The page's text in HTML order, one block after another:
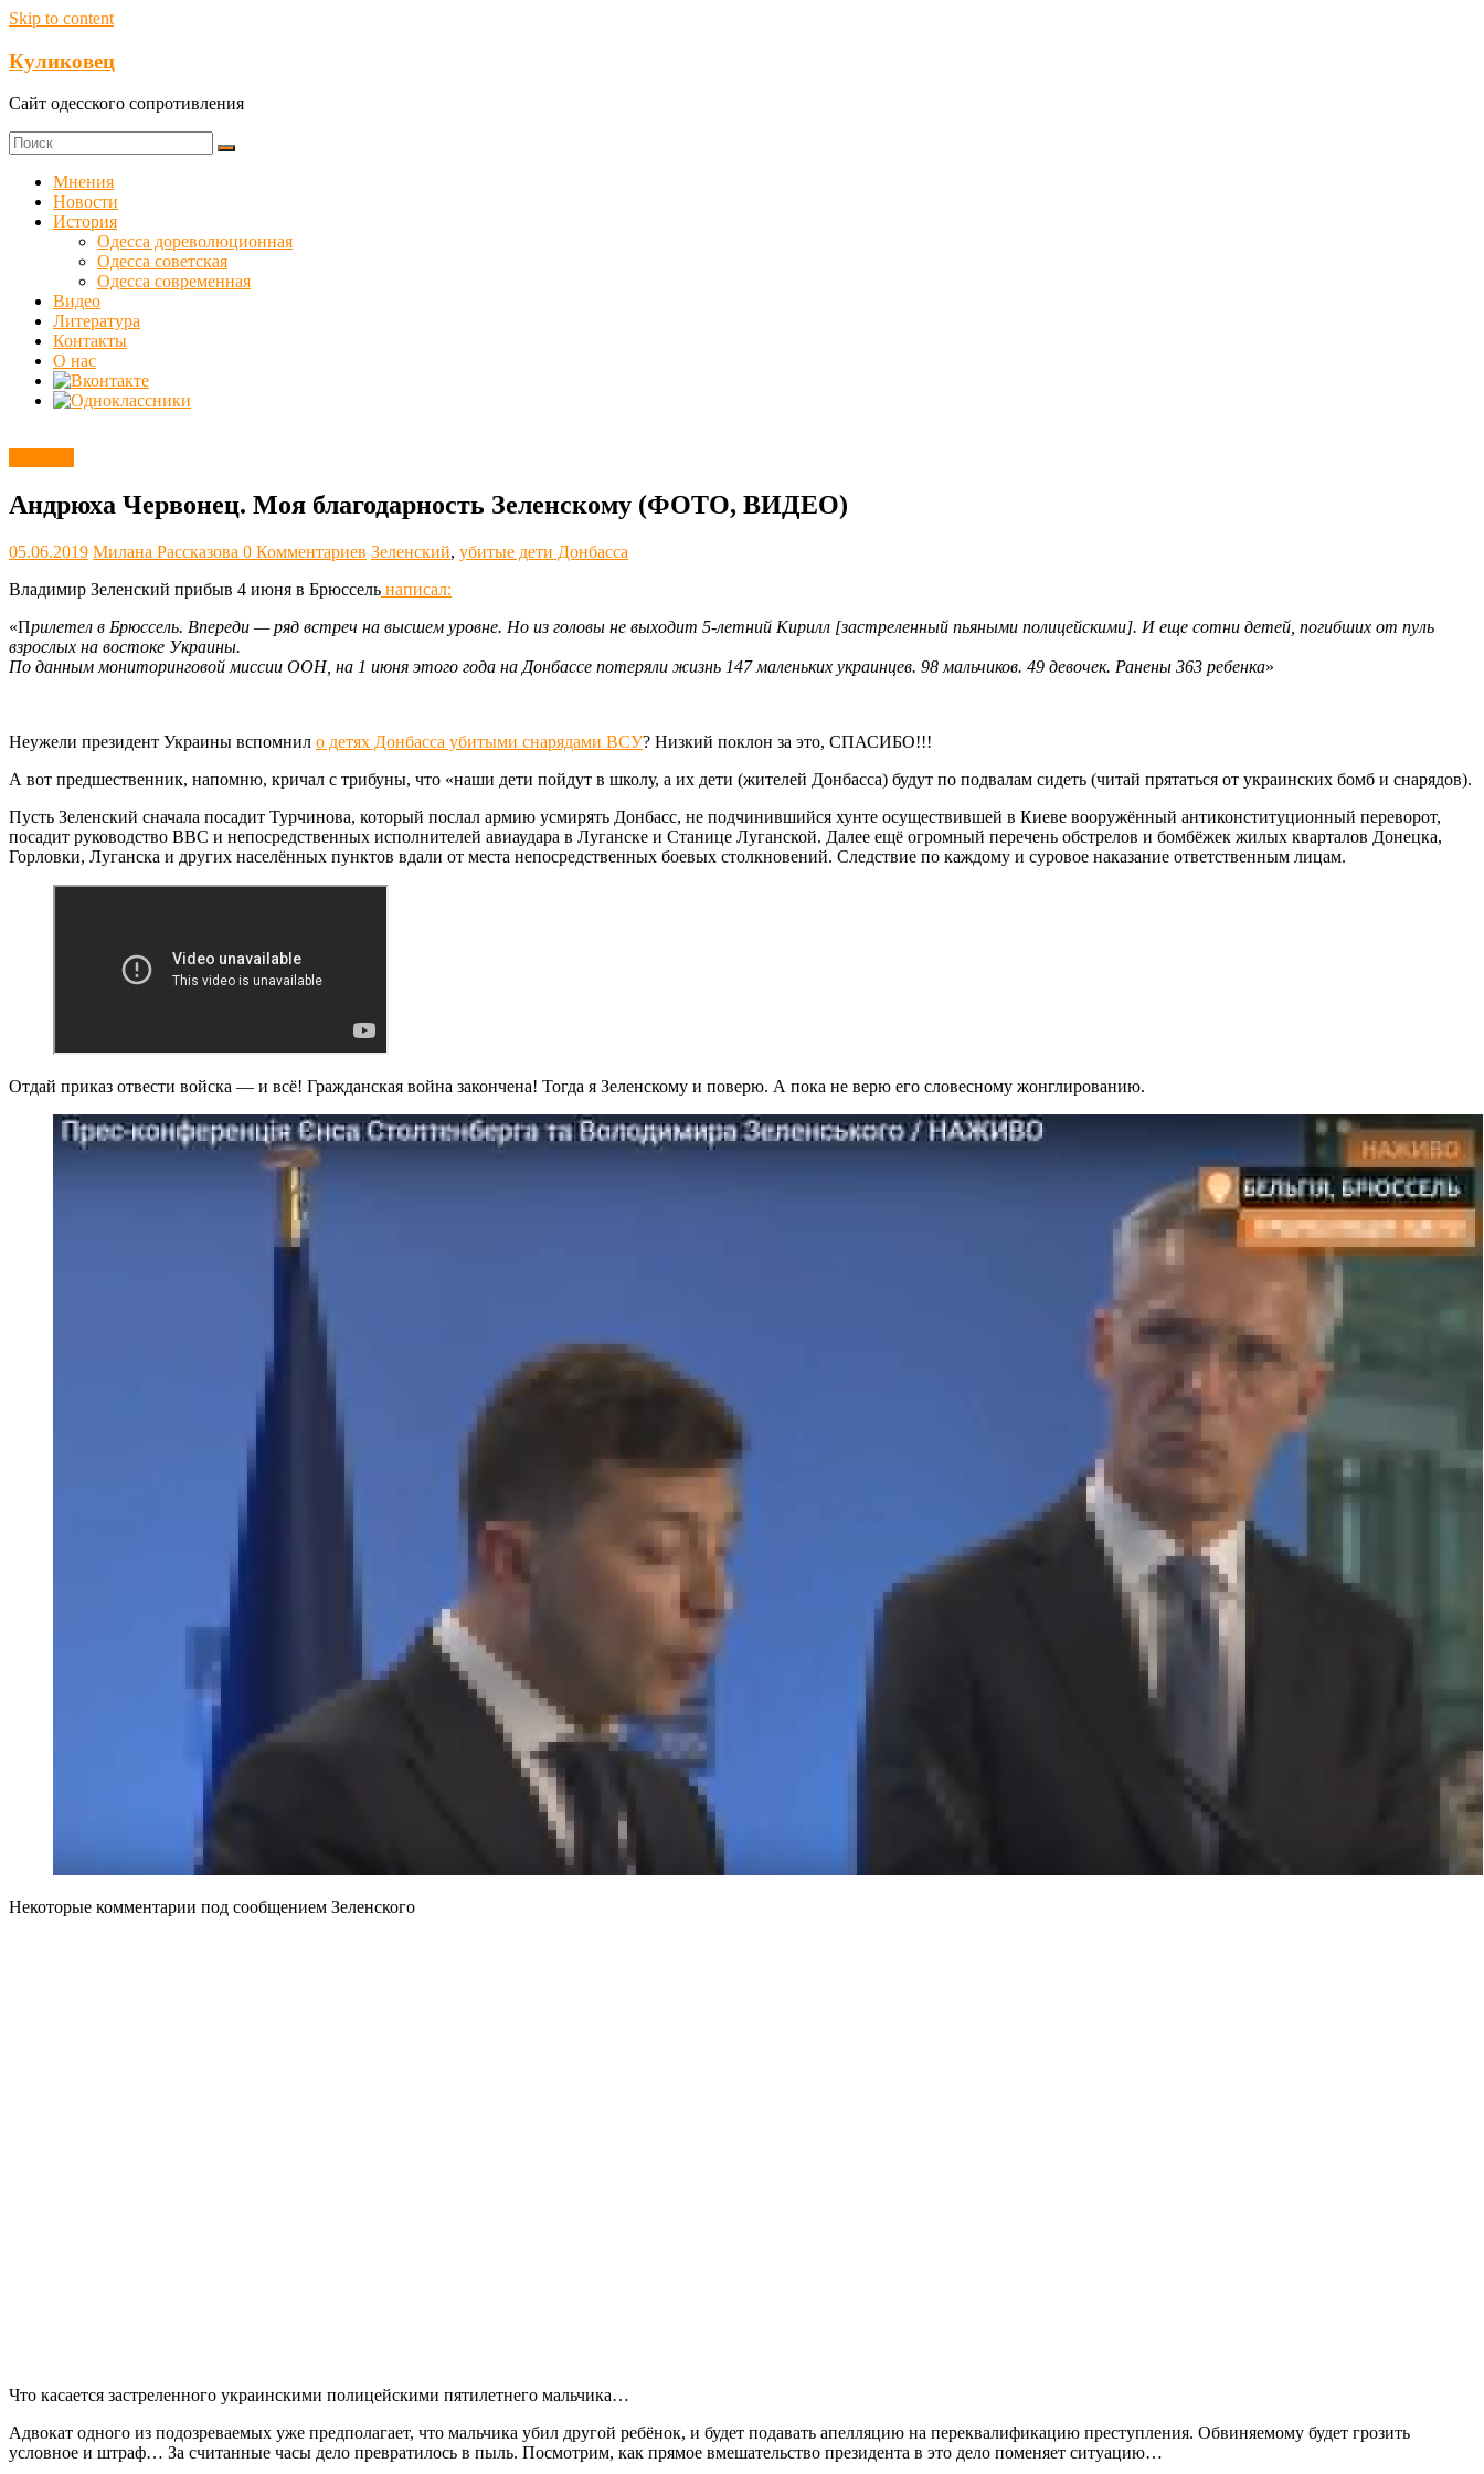
Skip to content
Куликовец
Сайт одесского сопротивления
Мнения
Новости
История
Одесса дореволюционная
Одесса советская
Одесса современная
Видео
Литература
Контакты
О нас
Андрюха Червонец. Моя благодарность Зеленскому (ФОТО, ВИДЕО)
05.06.2019 Милана Рассказова 0 Комментариев Зеленский, убитые дети Донбасса
Владимир Зеленский прибыв 4 июня в Брюссель написал:
«Прилетел в Брюссель. Впереди — ряд встреч на высшем уровне. Но из головы не выходит 5-летний Кирилл [застреленный пьяными полицейскими]. И еще сотни детей, погибших от пуль
взрослых на востоке Украины.
По данным мониторинговой миссии ООН, на 1 июня этого года на Донбассе потеряли жизнь 147 маленьких украинцев. 98 мальчиков. 49 девочек. Ранены 363 ребенка»
Неужели президент Украины вспомнил о детях Донбасса убитыми снарядами ВСУ? Низкий поклон за это, СПАСИБО!!!
А вот предшественник, напомню, кричал с трибуны, что «наши дети пойдут в школу, а их дети (жителей Донбасса) будут по подвалам сидеть (читай прятаться от украинских бомб и снарядов).
Пусть Зеленский сначала посадит Турчинова, который послал армию усмирять Донбасс, не подчинившийся хунте осуществившей в Киеве вооружённый антиконституционный переворот,
посадит руководство ВВС и непосредственных исполнителей авиаудара в Луганске и Станице Луганской. Далее ещё огромный перечень обстрелов и бомбёжек жилых кварталов Донецка,
Горловки, Луганска и других населённых пунктов вдали от места непосредственных боевых столкновений. Следствие по каждому и суровое наказание ответственным лицам.
Отдай приказ отвести войска — и всё! Гражданская война закончена! Тогда я Зеленскому и поверю. А пока не верю его словесному жонглированию.
Некоторые комментарии под сообщением Зеленского
Что касается застреленного украинскими полицейскими пятилетнего мальчика…
Адвокат одного из подозреваемых уже предполагает, что мальчика убил другой ребёнок, и будет подавать апелляцию на переквалификацию преступления. Обвиняемому будет грозить
условное и штраф… За считанные часы дело превратилось в пыль. Посмотрим, как прямое вмешательство президента в это дело поменяет ситуацию…